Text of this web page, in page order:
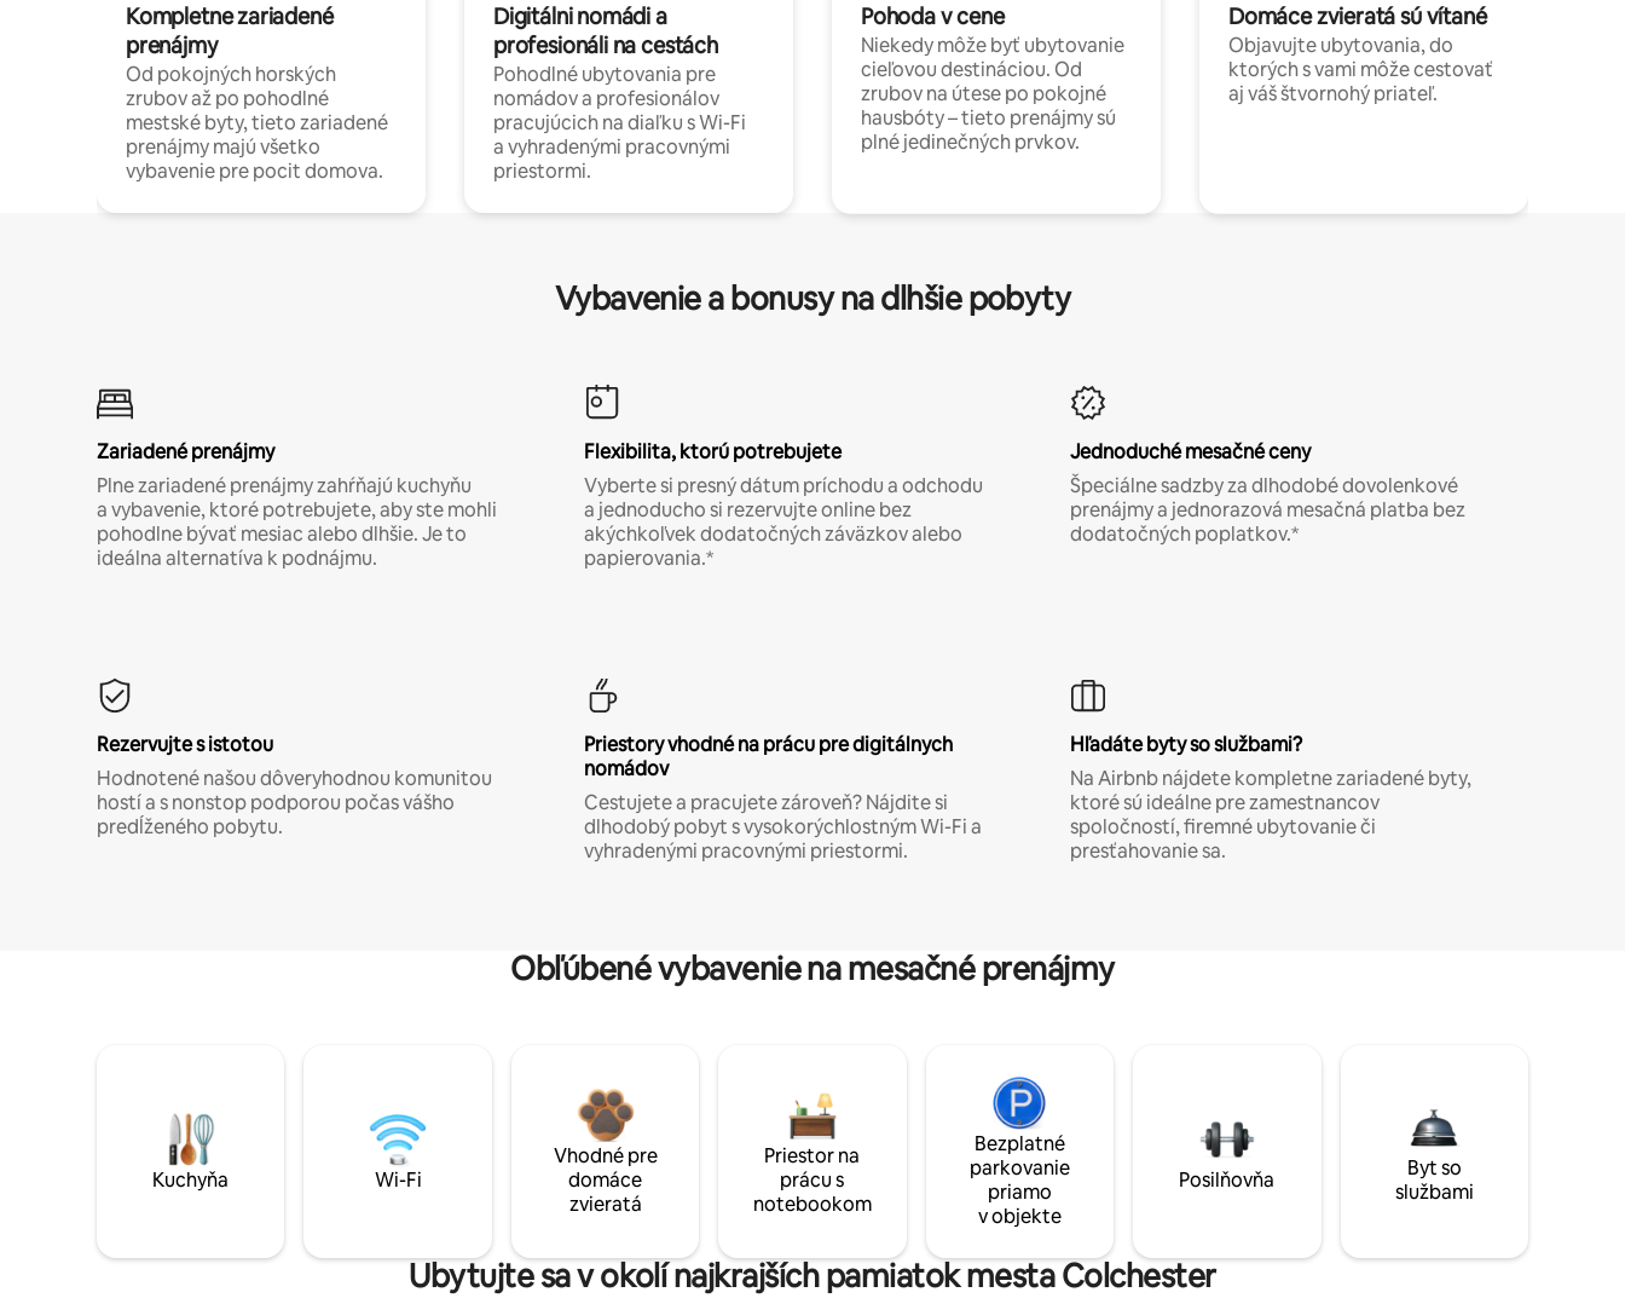
Kompletne zariadené
prenájmy
Od pokojných horských
zrubov až po pohodlné
mestské byty, tieto zariadené
prenájmy majú všetko
vybavenie pre pocit domova.
Digitálni nomádi a
profesionáli na cestách
Pohodlné ubytovania pre
nomádov a profesionálov
pracujúcich na diaľku s Wi-Fi
a vyhradenými pracovnými
priestormi.
Pohoda v cene
Niekedy môže byť ubytovanie
cieľovou destináciou. Od
zrubov na útese po pokojné
hausbóty – tieto prenájmy sú
plné jedinečných prvkov.
Domáce zvieratá sú vítané
Objavujte ubytovania, do
ktorých s vami môže cestovať
aj váš štvornohý priateľ.
Vybavenie a bonusy na dlhšie pobyty
Zariadené prenájmy
Plne zariadené prenájmy zahŕňajú kuchyňu
a vybavenie, ktoré potrebujete, aby ste mohli
pohodlne bývať mesiac alebo dlhšie. Je to
ideálna alternatíva k podnájmu.
Flexibilita, ktorú potrebujete
Vyberte si presný dátum príchodu a odchodu
a jednoducho si rezervujte online bez
akýchkoľvek dodatočných záväzkov alebo
papierovania.*
Jednoduché mesačné ceny
Špeciálne sadzby za dlhodobé dovolenkové
prenájmy a jednorazová mesačná platba bez
dodatočných poplatkov.*
Rezervujte s istotou
Hodnotené našou dôveryhodnou komunitou
hostí a s nonstop podporou počas vášho
predĺženého pobytu.
Priestory vhodné na prácu pre digitálnych
nomádov
Cestujete a pracujete zároveň? Nájdite si
dlhodobý pobyt s vysokorýchlostným Wi-Fi a
vyhradenými pracovnými priestormi.
Hľadáte byty so službami?
Na Airbnb nájdete kompletne zariadené byty,
ktoré sú ideálne pre zamestnancov
spoločností, firemné ubytovanie či
presťahovanie sa.
Obľúbené vybavenie na mesačné prenájmy
Kuchyňa Wi-Fi
Vhodné pre
domáce
zvieratá
Priestor na
prácu s
notebookom
Bezplatné
parkovanie
priamo
v objekte
Posilňovňa
Byt so
službami
Ubytujte sa v okolí najkrajších pamiatok mesta Colchester